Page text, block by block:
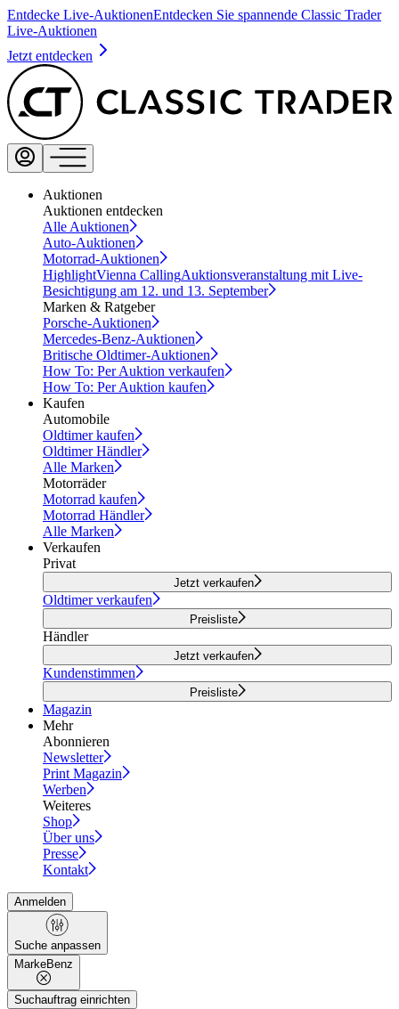
Entdecke Live-AuktionenEntdecken Sie spannende Classic Trader
Live-Auktionen
Jetzt entdecken
Auktionen
Auktionen entdecken
Alle Auktionen
Auto-Auktionen
Motorrad-Auktionen
HighlightVienna CallingAuktionsveranstaltung mit Live-
Besichtigung am 12. und 13. September
Marken & Ratgeber
Porsche-Auktionen
Mercedes-Benz-Auktionen
Britische Oldtimer-Auktionen
How To: Per Auktion verkaufen
How To: Per Auktion kaufen
Kaufen
Automobile
Oldtimer kaufen
Oldtimer Händler
Alle Marken
Motorräder
Motorrad kaufen
Motorrad Händler
Alle Marken
Verkaufen
Privat
Jetzt verkaufen
Oldtimer verkaufen
Preisliste
Händler
Jetzt verkaufen
Kundenstimmen
Preisliste
Magazin
Mehr
Abonnieren
Newsletter
Print Magazin
Werben
Weiteres
Shop
Über uns
Presse
Kontakt
Anmelden
Suche anpassen
MarkeBenz
Suchauftrag einrichten